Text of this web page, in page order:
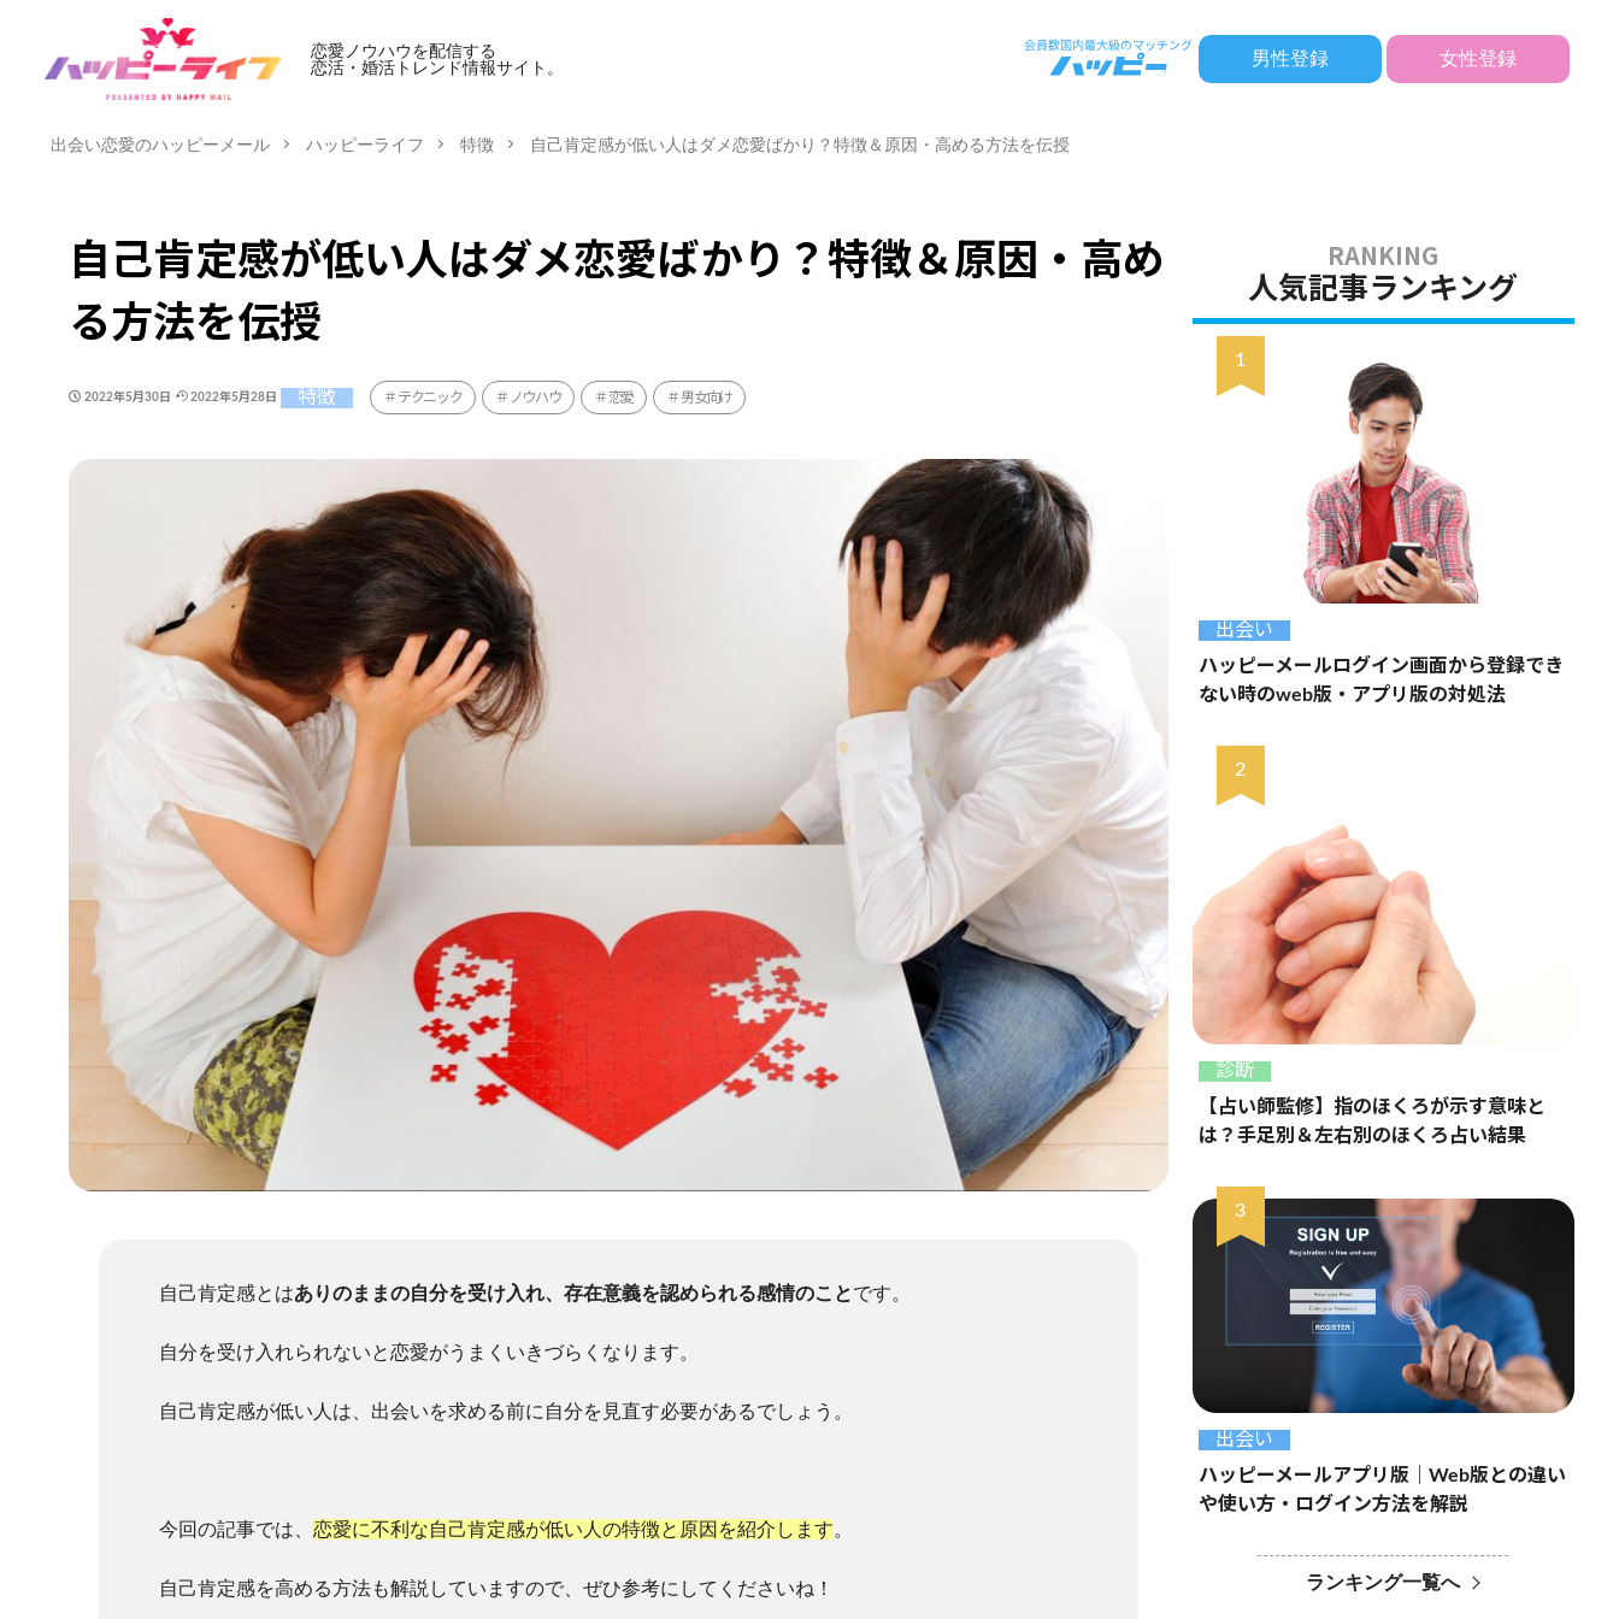
恋愛ノウハウを配信する
恋活・婚活トレンド情報サイト。
男性登録 女性登録
出会い恋愛のハッピーメール ハッピーライフ 特徴 自己肯定感が低い人はダメ恋愛ばかり？特徴＆原因・高める方法を伝授
自己肯定感が低い人はダメ恋愛ばかり？特徴＆原因・高め
る方法を伝授
2022年5月30日 2022年5月28日 特徴 テクニック ノウハウ 恋愛 男女向け
自己肯定感とはありのままの自分を受け入れ、存在意義を認められる感情のことです。
自分を受け入れられないと恋愛がうまくいきづらくなります。
自己肯定感が低い人は、出会いを求める前に自分を見直す必要があるでしょう。
今回の記事では、 恋愛に不利な自己肯定感が低い人の特徴と原因を紹介します。
自己肯定感を高める方法も解説していますので、ぜひ参考にしてくださいね！
人気記事ランキング
出会い
ハッピーメールログイン画面から登録でき
ない時のweb版・アプリ版の対処法
診断
【占い師監修】指のほくろが示す意味と
は？手足別＆左右別のほくろ占い結果
出会い
ハッピーメールアプリ版｜Web版との違い
や使い方・ログイン方法を解説
ランキング一覧へ